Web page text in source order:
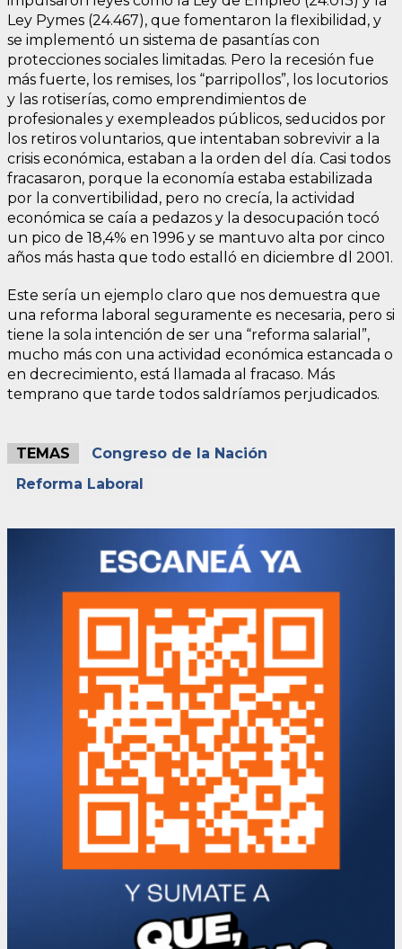
Ley Pymes (24.467), que fomentaron la flexibilidad, y
se implementó un sistema de pasantías con
protecciones sociales limitadas. Pero la recesión fue
más fuerte, los remises, los “parripollos”, los locutorios
y las rotiserías, como emprendimientos de
profesionales y exempleados públicos, seducidos por
los retiros voluntarios, que intentaban sobrevivir a la
crisis económica, estaban a la orden del día. Casi todos
fracasaron, porque la economía estaba estabilizada
por la convertibilidad, pero no crecía, la actividad
económica se caía a pedazos y la desocupación tocó
un pico de 18,4% en 1996 y se mantuvo alta por cinco
años más hasta que todo estalló en diciembre dl 2001.
Este sería un ejemplo claro que nos demuestra que
una reforma laboral seguramente es necesaria, pero si
tiene la sola intención de ser una “reforma salarial”,
mucho más con una actividad económica estancada o
en decrecimiento, está llamada al fracaso. Más
temprano que tarde todos saldríamos perjudicados.
TEMAS
Congreso de la Nación
Reforma Laboral